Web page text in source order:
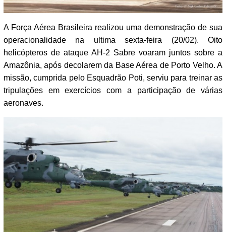
A Força Aérea Brasileira realizou uma demonstração de sua
operacionalidade na ultima sexta-feira (20/02). Oito
helicópteros de ataque AH-2 Sabre voaram juntos sobre a
Amazônia, após decolarem da Base Aérea de Porto Velho. A
missão, cumprida pelo Esquadrão Poti, serviu para treinar as
tripulações em exercícios com a participação de várias
aeronaves.